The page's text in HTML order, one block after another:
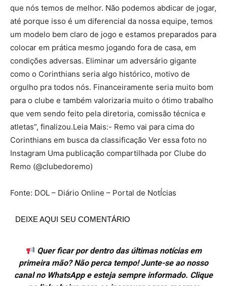
que nós temos de melhor. Não podemos abdicar de jogar,
até porque isso é um diferencial da nossa equipe, temos
um modelo bem claro de jogo e estamos preparados para
colocar em prática mesmo jogando fora de casa, em
condições adversas. Eliminar um adversário gigante
como o Corinthians seria algo histórico, motivo de
orgulho pra todos nós. Financeiramente seria muito bom
para o clube e também valorizaria muito o ótimo trabalho
que vem sendo feito pela diretoria, comissão técnica e
atletas”, finalizou.Leia Mais:- Remo vai para cima do
Corinthians em busca da classificação Ver essa foto no
Instagram Uma publicação compartilhada por Clube do
Remo (@clubedoremo)
Fonte: DOL – Diário Online – Portal de NotÍcias
DEIXE AQUI SEU COMENTÁRIO
Quer ficar por dentro das últimas notícias em
primeira mão? Não perca tempo! Junte-se ao nosso
canal no WhatsApp e esteja sempre informado. Clique